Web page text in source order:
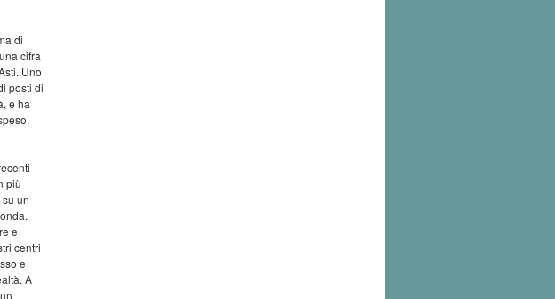
di
cifra
Uno
posti di
e ha
più
un
e
centri
e
A